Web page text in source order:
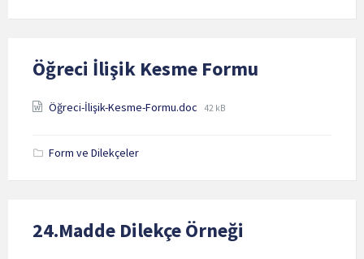
Öğreci İlişik Kesme Formu
Attachments
Öğreci-İlişik-Kesme-Formu.doc File
42 kB
Form ve Dilekçeler
24.Madde Dilekçe Örneği